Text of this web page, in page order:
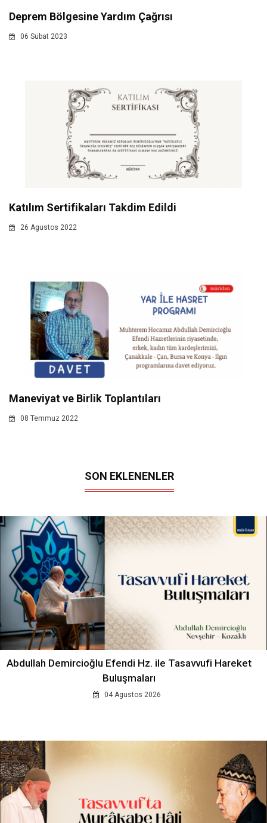
Deprem Bölgesine Yardım Çağrısı
06 Subat 2023
Katılım Sertifikaları Takdim Edildi
26 Agustos 2022
Maneviyat ve Birlik Toplantıları
08 Temmuz 2022
SON EKLENENLER
Abdullah Demircioğlu Efendi Hz. ile Tasavvufi Hareket
Buluşmaları
04 Agustos 2026